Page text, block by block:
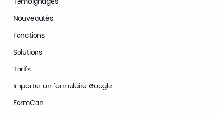
Nouveautés
Fonctions
Solutions
Tarifs
Importer un formulaire Google
FormCan